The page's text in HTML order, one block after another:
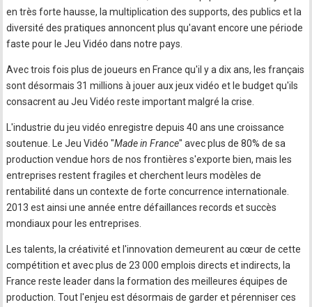
en très forte hausse, la multiplication des supports, des publics et la
diversité des pratiques annoncent plus qu'avant encore une période
faste pour le Jeu Vidéo dans notre pays.
Avec trois fois plus de joueurs en France qu'il y a dix ans, les français
sont désormais 31 millions à jouer aux jeux vidéo et le budget qu'ils
consacrent au Jeu Vidéo reste important malgré la crise.
L'industrie du jeu vidéo enregistre depuis 40 ans une croissance
soutenue. Le Jeu Vidéo "Made in France" avec plus de 80% de sa
production vendue hors de nos frontières s'exporte bien, mais les
entreprises restent fragiles et cherchent leurs modèles de
rentabilité dans un contexte de forte concurrence internationale.
2013 est ainsi une année entre défaillances records et succès
mondiaux pour les entreprises.
Les talents, la créativité et l'innovation demeurent au cœur de cette
compétition et avec plus de 23 000 emplois directs et indirects, la
France reste leader dans la formation des meilleures équipes de
production. Tout l'enjeu est désormais de garder et pérenniser ces